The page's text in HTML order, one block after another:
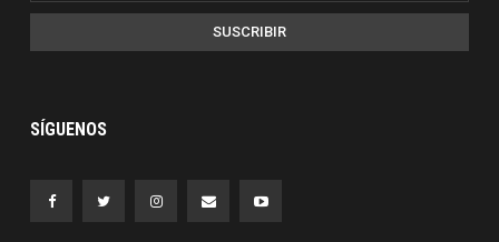
SUSCRIBIR
SÍGUENOS